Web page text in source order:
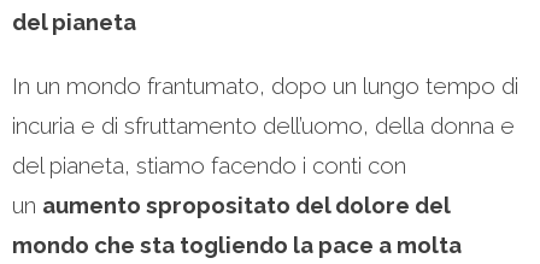
del pianeta
In un mondo frantumato, dopo un lungo tempo di
incuria e di sfruttamento dell’uomo, della donna e
del pianeta, stiamo facendo i conti con
un aumento spropositato del dolore del
mondo che sta togliendo la pace a molta